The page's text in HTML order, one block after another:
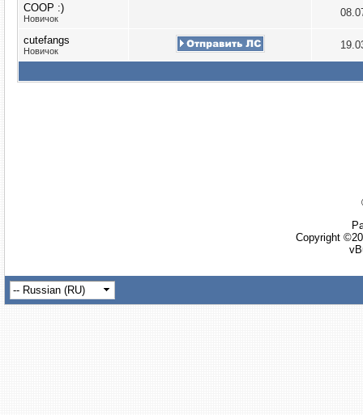
COOP :)
Новичок
cutefangs
Новичок
Copyright